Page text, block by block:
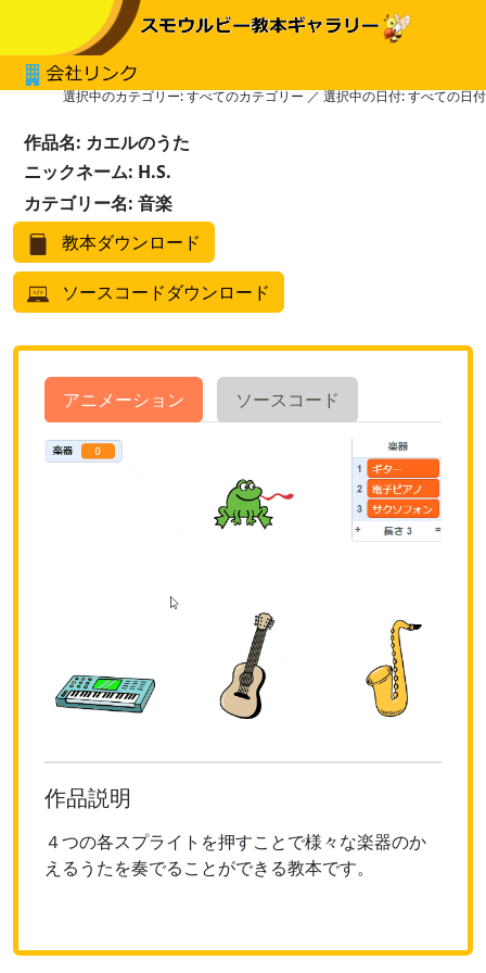
選択中のカテゴリー: すべてのカテゴリー ／ 選択中の日付: すべての日付
作品名: カエルのうた
ニックネーム: H.S.
カテゴリー名: 音楽
教本ダウンロード
ソースコードダウンロード
アニメーション ソースコード
作品説明
４つの各スプライトを押すことで様々な楽器のか
えるうたを奏でることができる教本です。